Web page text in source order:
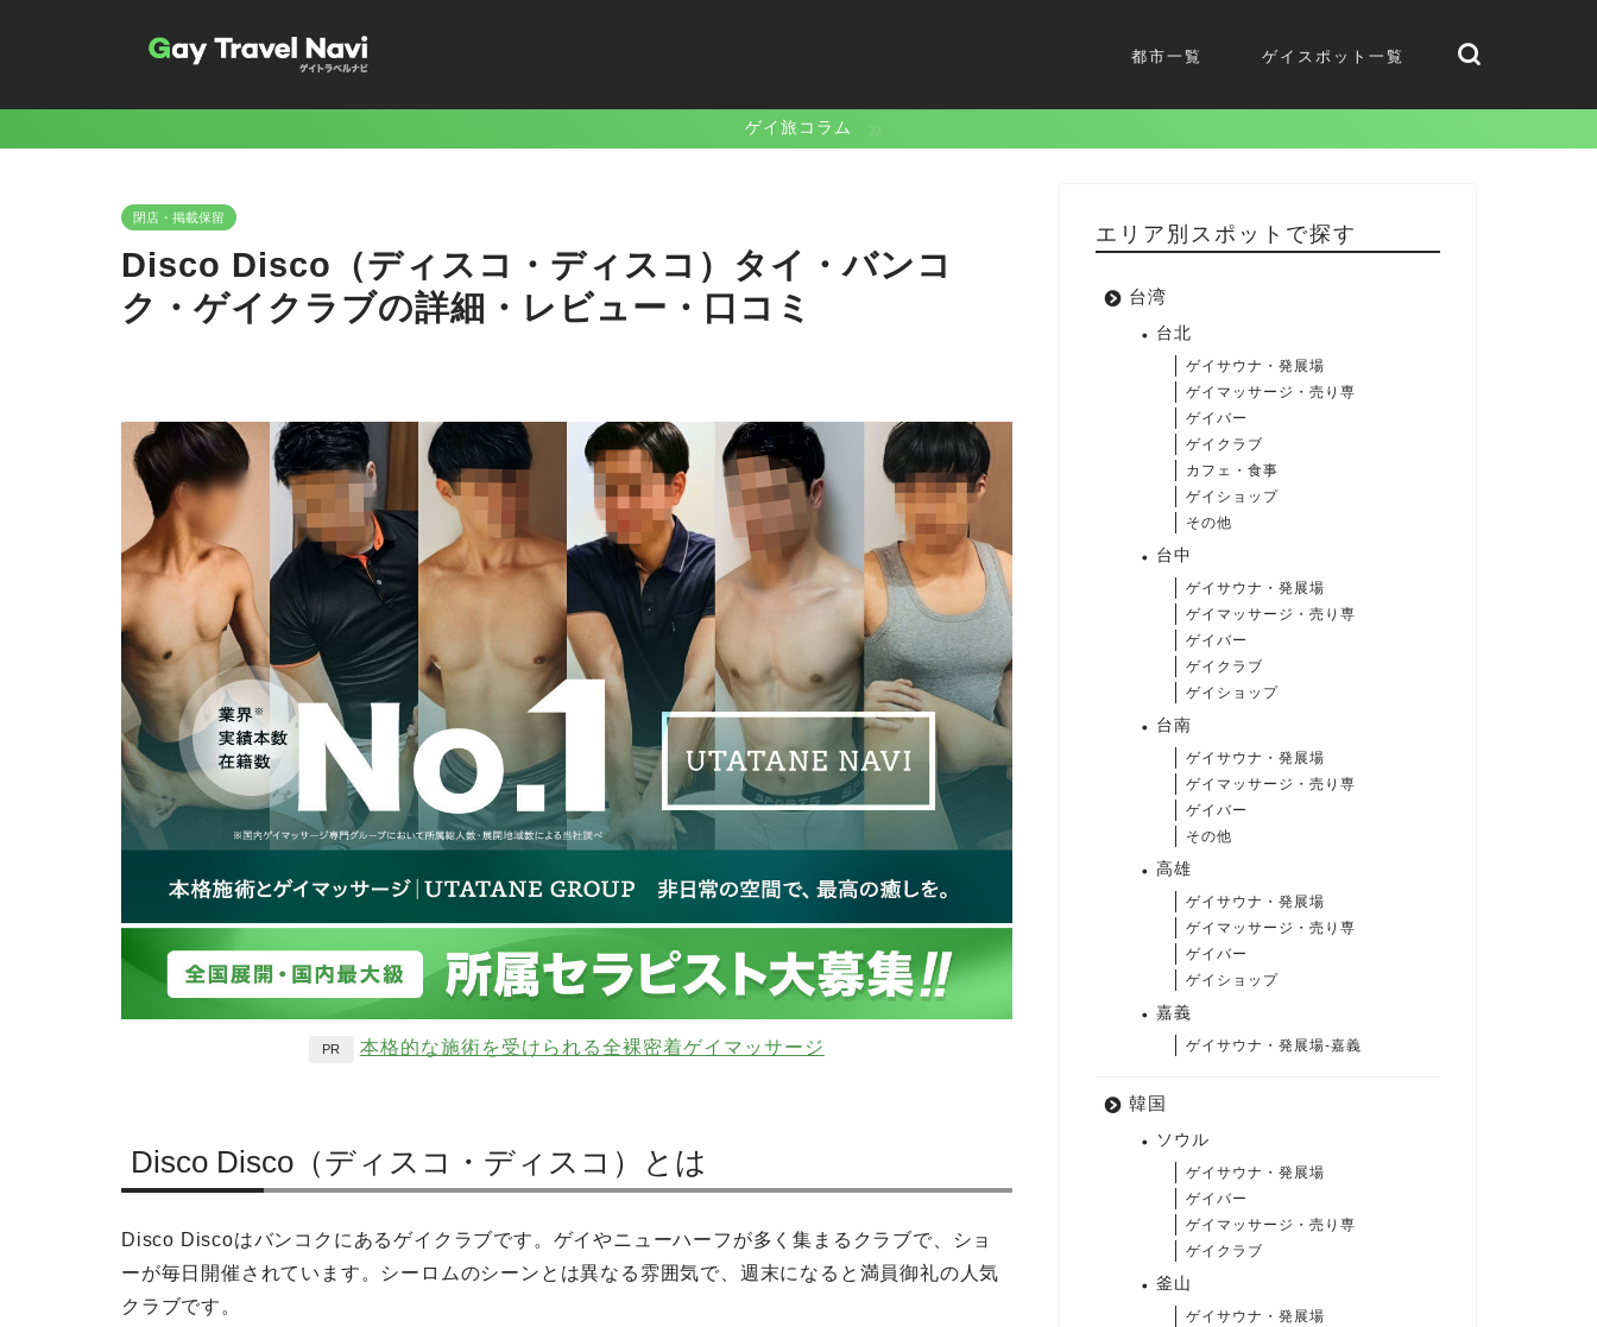
都市一覧 ゲイスポット一覧
ゲイ旅コラム
閉店・掲載保留
Disco Disco（ディスコ・ディスコ）タイ・バンコ
ク・ゲイクラブの詳細・レビュー・口コミ
PR 本格的な施術を受けられる全裸密着ゲイマッサージ
Disco Disco（ディスコ・ディスコ）とは
Disco Discoはバンコクにあるゲイクラブです。ゲイやニューハーフが多く集まるクラブで、ショ
ーが毎日開催されています。シーロムのシーンとは異なる雰囲気で、週末になると満員御礼の人気
クラブです。
エリア別スポットで探す
台湾
台北
ゲイサウナ・発展場
ゲイマッサージ・売り専
ゲイバー
ゲイクラブ
カフェ・食事
ゲイショップ
その他
台中
ゲイサウナ・発展場
ゲイマッサージ・売り専
ゲイバー
ゲイクラブ
ゲイショップ
台南
ゲイサウナ・発展場
ゲイマッサージ・売り専
ゲイバー
その他
高雄
ゲイサウナ・発展場
ゲイマッサージ・売り専
ゲイバー
ゲイショップ
嘉義
ゲイサウナ・発展場-嘉義
韓国
ソウル
ゲイサウナ・発展場
ゲイバー
ゲイマッサージ・売り専
ゲイクラブ
釜山
ゲイサウナ・発展場